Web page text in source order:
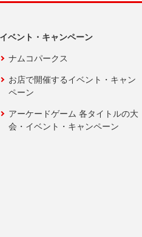
イベント・キャンペーン
ナムコパークス
お店で開催するイベント・キャン
ペーン
アーケードゲーム 各タイトルの大
会・イベント・キャンペーン